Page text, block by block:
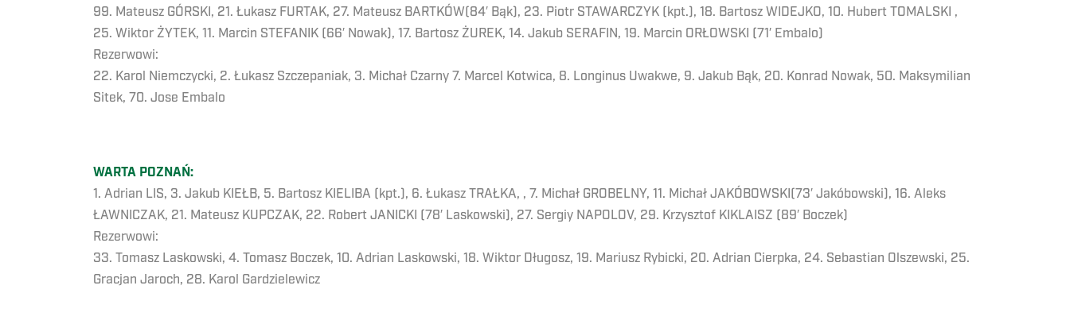
99. Mateusz GÓRSKI, 21. Łukasz FURTAK, 27. Mateusz BARTKÓW(84′ Bąk), 23. Piotr STAWARCZYK (kpt.), 18. Bartosz WIDEJKO, 10. Hubert TOMALSKI ,
25. Wiktor ŻYTEK, 11. Marcin STEFANIK (66′ Nowak), 17. Bartosz ŻUREK, 14. Jakub SERAFIN, 19. Marcin ORŁOWSKI (71′ Embalo)
Rezerwowi:
22. Karol Niemczycki, 2. Łukasz Szczepaniak, 3. Michał Czarny 7. Marcel Kotwica, 8. Longinus Uwakwe, 9. Jakub Bąk, 20. Konrad Nowak, 50. Maksymilian
Sitek, 70. Jose Embalo
WARTA POZNAŃ:
1. Adrian LIS, 3. Jakub KIEŁB, 5. Bartosz KIELIBA (kpt.), 6. Łukasz TRAŁKA, , 7. Michał GROBELNY, 11. Michał JAKÓBOWSKI(73′ Jakóbowski), 16. Aleks
ŁAWNICZAK, 21. Mateusz KUPCZAK, 22. Robert JANICKI (78′ Laskowski), 27. Sergiy NAPOLOV, 29. Krzysztof KIKLAISZ (89′ Boczek)
Rezerwowi:
33. Tomasz Laskowski, 4. Tomasz Boczek, 10. Adrian Laskowski, 18. Wiktor Długosz, 19. Mariusz Rybicki, 20. Adrian Cierpka, 24. Sebastian Olszewski, 25.
Gracjan Jaroch, 28. Karol Gardzielewicz